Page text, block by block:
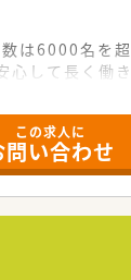
は6000名を
心して長く働
ンしています！
く学べます！
ている為、
く人員配置を
この求人に
問い合わせ